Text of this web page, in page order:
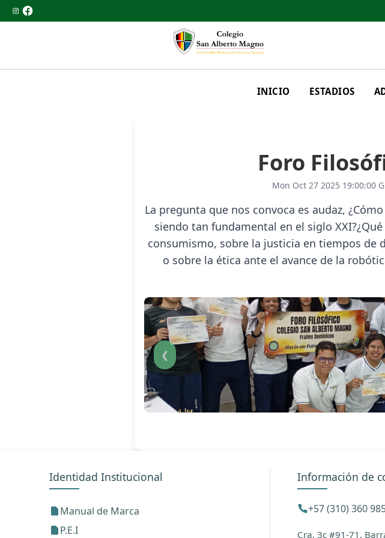
INICIO ESTADIOS
Foro
Mon Oct 27 2025 19:00:00
La pregunta que nos convoca es audaz,
siendo tan fundamental en el siglo
consumismo, sobre la justicia en tiempos de
o sobre la ética ante el avance de la
❮
Identidad Institucional
Manual de Marca
P.E.I
Información de
+57 (310) 360
Cra. 3c #91-71,